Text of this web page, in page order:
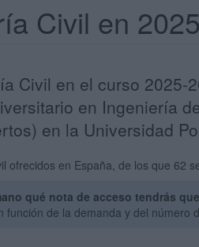
Civil en
Civil en el curso
en Ingeniería
en la Universidad
en España, de los que 62
qué nota de acceso tendrás
de la demanda y del número